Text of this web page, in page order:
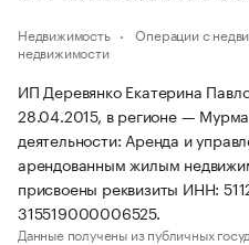
Недвижимость Операции с
недвижимости
ИП Деревянко Екатерина
28.04.2015, в регионе —
деятельности: Аренда и
арендованным жилым
присвоены реквизиты ИНН:
315519000006525.
Данные получены из публичных